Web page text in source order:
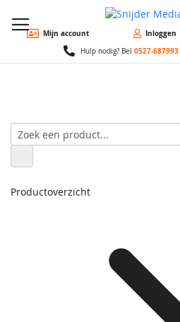
Mijn account Inloggen
Hulp nodig? Bel 0527-687993
Productoverzicht